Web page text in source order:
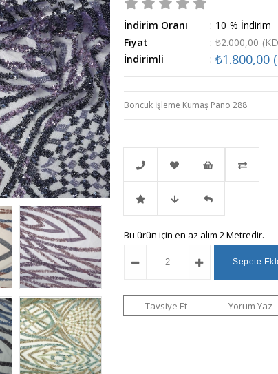
İndirim Oranı : %
10
İndirim
Fiyat
: ₺2.000,00
İndirimli
: ₺1.800,00
Boncuk İşleme Kumaş Pano 288
Telefonla
Sipariş
Favorilere
Ekle
İstek
Listeme
Ekle
İndirimli Fiyat
Düşünce
Haber
Gelince
Haber
Bu ürün için en az alım 2 Metredir.
Tavsiye Et Yorum Yaz